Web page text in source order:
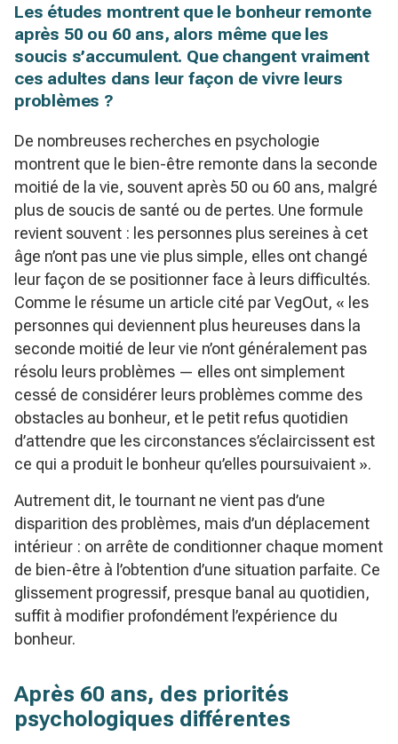
Les études montrent que le bonheur remonte
après 50 ou 60 ans, alors même que les
soucis s’accumulent. Que changent vraiment
ces adultes dans leur façon de vivre leurs
problèmes ?
De nombreuses recherches en psychologie
montrent que le bien-être remonte dans la seconde
moitié de la vie, souvent après 50 ou 60 ans, malgré
plus de soucis de santé ou de pertes. Une formule
revient souvent : les personnes plus sereines à cet
âge n’ont pas une vie plus simple, elles ont changé
leur façon de se positionner face à leurs difficultés.
Comme le résume un article cité par VegOut, « les
personnes qui deviennent plus heureuses dans la
seconde moitié de leur vie n’ont généralement pas
résolu leurs problèmes — elles ont simplement
cessé de considérer leurs problèmes comme des
obstacles au bonheur, et le petit refus quotidien
d’attendre que les circonstances s’éclaircissent est
ce qui a produit le bonheur qu’elles poursuivaient ».
Autrement dit, le tournant ne vient pas d’une
disparition des problèmes, mais d’un déplacement
intérieur : on arrête de conditionner chaque moment
de bien-être à l’obtention d’une situation parfaite. Ce
glissement progressif, presque banal au quotidien,
suffit à modifier profondément l’expérience du
bonheur.
Après 60 ans, des priorités
psychologiques différentes